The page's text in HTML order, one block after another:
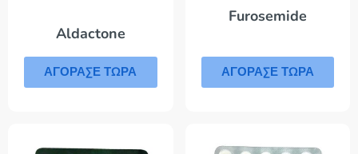
Aldactone
ΑΓΟΡΑΣΕ ΤΩΡΑ
Furosemide
ΑΓΟΡΑΣΕ ΤΩΡΑ